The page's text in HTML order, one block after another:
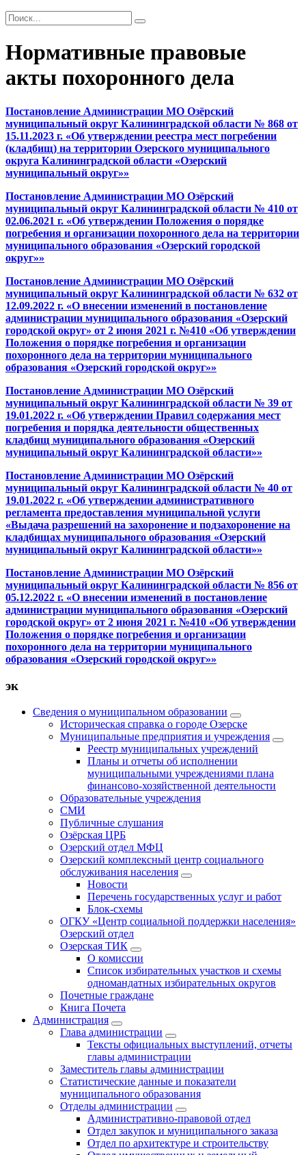
Нормативные правовые
акты похоронного дела
Постановление Администрации МО Озёрский
муниципальный округ Калининградской области № 868 от
15.11.2023 г. «Об утверждении реестра мест погребении
(кладбищ) на территории Озерского муниципального
округа Калининградской области «Озерский
муниципальный округ»»
Постановление Администрации МО Озёрский
муниципальный округ Калининградской области № 410 от
02.06.2021 г. «Об утверждении Положения о порядке
погребения и организации похоронного дела на территории
муниципального образования «Озерский городской
округ»»
Постановление Администрации МО Озёрский
муниципальный округ Калининградской области № 632 от
12.09.2022 г. «О внесении изменений в постановление
администрации муниципального образования «Озерский
городской округ» от 2 июня 2021 г. №410 «Об утверждении
Положения о порядке погребения и организации
похоронного дела на территории муниципального
образования «Озерский городской округ»»
Постановление Администрации МО Озёрский
муниципальный округ Калининградской области № 39 от
19.01.2022 г. «Об утверждении Правил содержания мест
погребения и порядка деятельности общественных
кладбищ муниципального образования «Озерский
муниципальный округ Калининградской области»»
Постановление Администрации МО Озёрский
муниципальный округ Калининградской области № 40 от
19.01.2022 г. «Об утверждении административного
регламента предоставления муниципальной услуги
«Выдача разрешений на захоронение и подзахоронение на
кладбищах муниципального образования «Озерский
муниципальный округ Калининградской области»»
Постановление Администрации МО Озёрский
муниципальный округ Калининградской области № 856 от
05.12.2022 г. «О внесении изменений в постановление
администрации муниципального образования «Озерский
городской округ» от 2 июня 2021 г. №410 «Об утверждении
Положения о порядке погребения и организации
похоронного дела на территории муниципального
образования «Озерский городской округ»»
эк
Сведения о муниципальном образовании
Историческая справка о городе Озерске
Муниципальные предприятия и учреждения
Реестр муниципальных учреждений
Планы и отчеты об исполнении
муниципальными учреждениями плана
финансово-хозяйственной деятельности
Образовательные учреждения
СМИ
Публичные слушания
Озёрская ЦРБ
Озерский отдел МФЦ
Озерский комплексный центр социального
обслуживания населения
Новости
Перечень государственных услуг и работ
Блок-схемы
ОГКУ «Центр социальной поддержки населения»
Озерский отдел
Озерская ТИК
О комиссии
Список избирательных участков и схемы
одномандатных избирательных округов
Почетные граждане
Книга Почета
Администрация
Глава администрации
Тексты официальных выступлений, отчеты
главы администрации
Заместитель главы администрации
Статистические данные и показатели
муниципального образования
Отделы администрации
Административно-правовой отдел
Отдел закупок и муниципального заказа
Отдел по архитектуре и строительству